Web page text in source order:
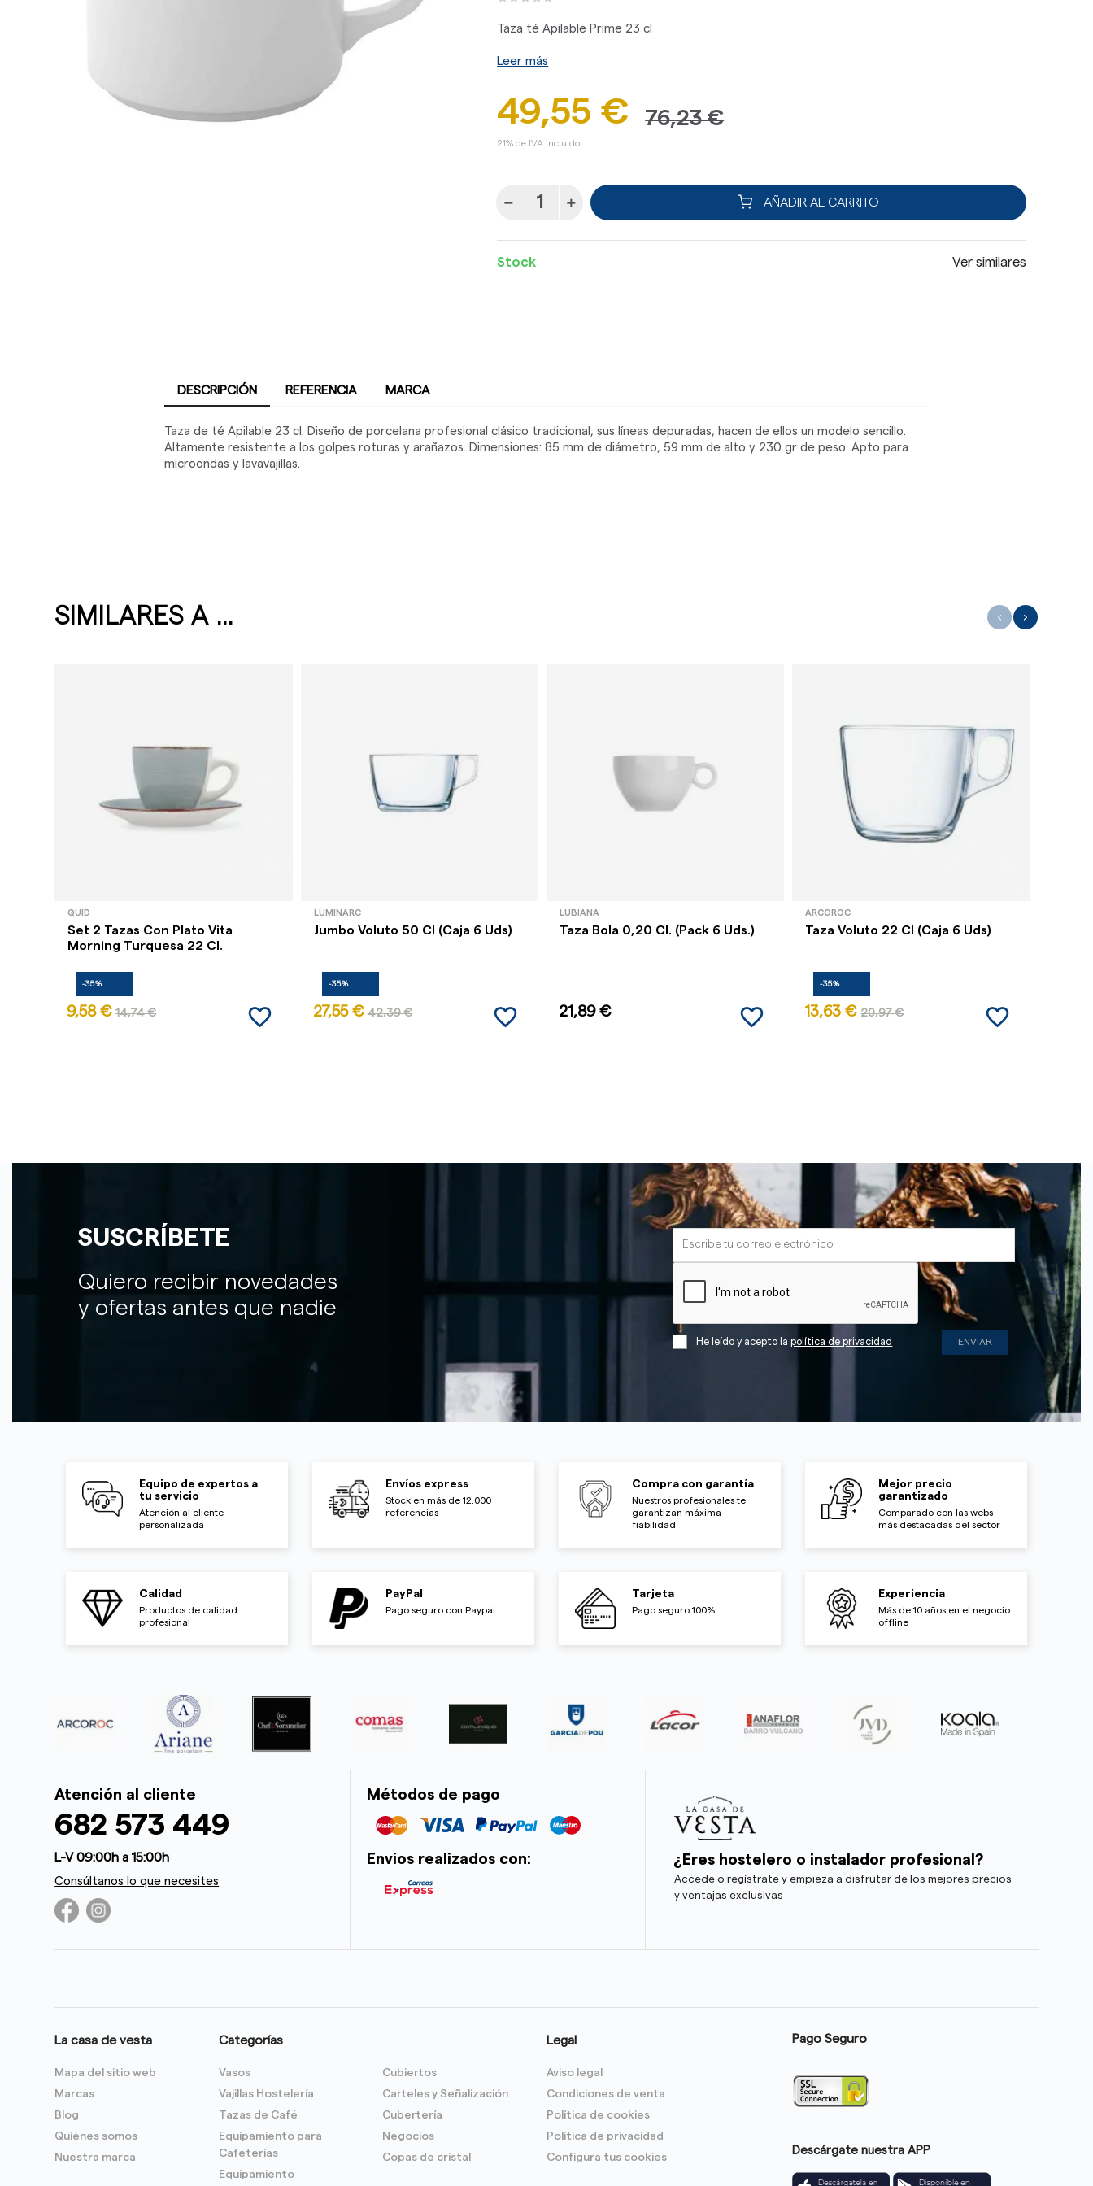
Taza té Apilable Prime 23 cl
Leer más
49,55 € 76,23 €
21% de IVA incluido.
AÑADIR AL CARRITO
Stock Ver similares
DESCRIPCIÓN REFERENCIA MARCA
Taza de té Apilable 23 cl. Diseño de porcelana profesional clásico tradicional, sus líneas depuradas, hacen de ellos un modelo sencillo.
Altamente resistente a los golpes roturas y arañazos. Dimensiones: 85 mm de diámetro, 59 mm de alto y 230 gr de peso. Apto para
microondas y lavavajillas.
SIMILARES A ...
QUID
Set 2 Tazas Con Plato Vita
Morning Turquesa 22 Cl.
-35%
9,58 € 14,74 € favorite_border
LUMINARC
Jumbo Voluto 50 Cl (Caja 6 Uds)
-35%
27,55 € 42,39 € favorite_border
LUBIANA
Taza Bola 0,20 Cl. (Pack 6 Uds.)
21,89 € favorite_border
ARCOROC
Taza Voluto 22 Cl (Caja 6 Uds)
-35%
13,63 € 20,97 € favorite_border
‹ ›
SUSCRÍBETE
Quiero recibir novedades
y ofertas antes que nadie
He leído y acepto lapolítica de privacidad
Equipo de expertos a
tu servicio
Atención al cliente
personalizada
Envíos express
Stock en más de 12.000
referencias
Compra con garantía
Nuestros profesionales te
garantizan máxima
fiabilidad
Mejor precio
garantizado
Comparado con las webs
más destacadas del sector
Calidad
Productos de calidad
profesional
PayPal
Pago seguro con Paypal
Tarjeta
Pago seguro 100%
Experiencia
Más de 10 años en el negocio
offline
Atención al cliente
682 573 449
L-V 09:00h a 15:00h
Consúltanos lo que necesites
Métodos de pago
Envíos realizados con: ¿Eres hostelero o instalador profesional?
Accede o regístrate y empieza a disfrutar de los mejores precios
y ventajas exclusivas
La casa de vesta
Mapa del sitio web
Marcas
Blog
Quiénes somos
Nuestra marca
Categorías
Vasos
Vajillas Hostelería
Tazas de Café
Equipamiento para
Cafeterías
Equipamiento
Cubiertos
Carteles y Señalización
Cubertería
Negocios
Copas de cristal
Legal
Aviso legal
Condiciones de venta
Política de cookies
Politica de privacidad
Configura tus cookies
Pago Seguro
Descárgate nuestra APP